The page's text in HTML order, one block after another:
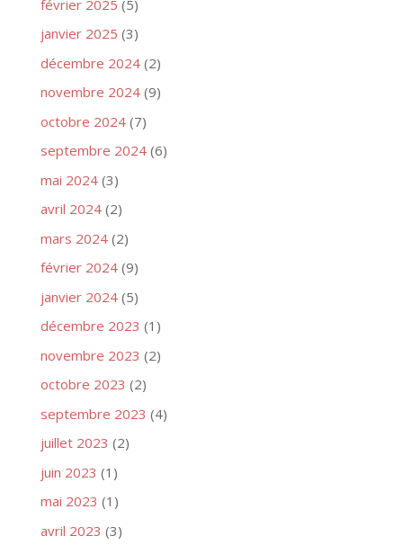
février 2025 (5)
janvier 2025 (3)
décembre 2024(2)
novembre 2024(9)
octobre 2024(7)
septembre 2024(6)
mai 2024(3)
avril 2024(2)
mars 2024(2)
février 2024(9)
janvier 2024(5)
décembre 2023 (1)
novembre 2023 (2)
octobre 2023 (2)
septembre 2023 (4)
juillet 2023 (2)
juin 2023 (1)
mai 2023 (1)
avril 2023 (3)